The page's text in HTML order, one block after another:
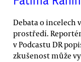
Debata o incelech
prostředí.
v Podcastu DR
zkušenost může